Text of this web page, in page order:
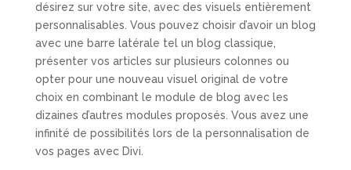
désirez sur votre site, avec des visuels entièrement
personnalisables. Vous pouvez choisir d’avoir un blog
avec une barre latérale tel un blog classique,
présenter vos articles sur plusieurs colonnes ou
opter pour une nouveau visuel original de votre
choix en combinant le module de blog avec les
dizaines d’autres modules proposés. Vous avez une
infinité de possibilités lors de la personnalisation de
vos pages avec Divi.